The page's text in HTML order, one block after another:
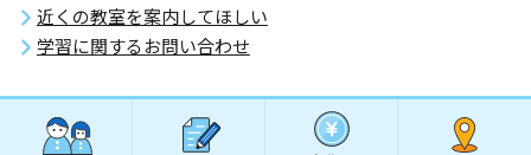
近くの教室を案内してほしい
学習に関するお問い合わせ